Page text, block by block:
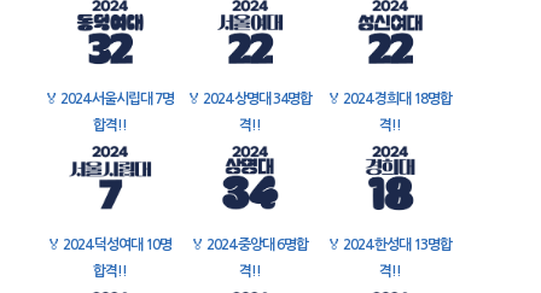
🏅 2024 서울시립대 7명
합격!!
🏅 2024 상명대 34명합
격!!
🏅 2024 경희대 18명합
격!!
🏅 2024 덕성여대 10명
합격!!
🏅 2024 중앙대 6명합
격!!
🏅 2024 한성대 13명합
격!!